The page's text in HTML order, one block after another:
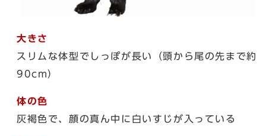
大きさ
スリムな体型でしっぽが長い（頭から尾の先まで約
90cm）
体の色
灰褐色で、顔の真ん中に白いすじが入っている